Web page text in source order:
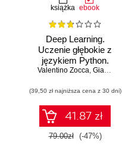
książka ebook
Deep Learning.
Uczenie głębokie z
językiem Python.
Sztuczna
neuronowe
Valentino Zocca, Gianmario Spacagna
(39,50 zł najniższa cena z 30 dni)
41.87 zł
79.00zł (-47%)